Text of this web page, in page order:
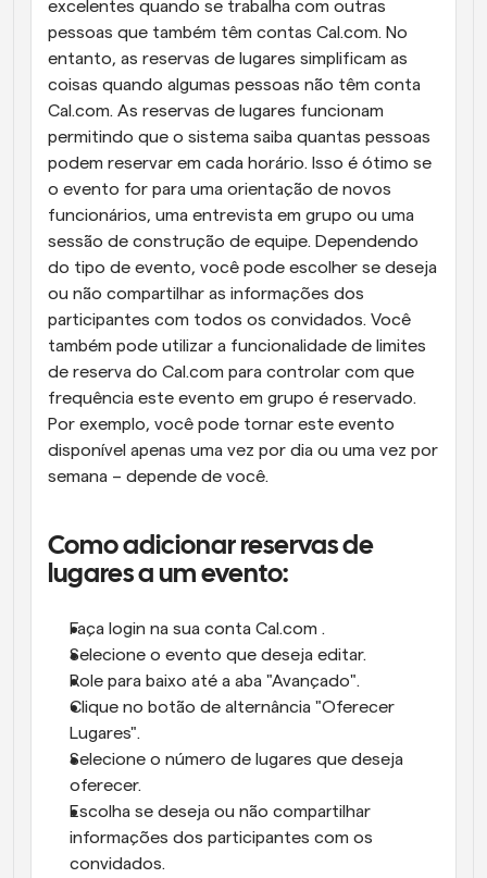
excelentes quando se trabalha com outras
pessoas que também têm contas Cal.com. No
entanto, as reservas de lugares simplificam as
coisas quando algumas pessoas não têm conta
Cal.com. As reservas de lugares funcionam
permitindo que o sistema saiba quantas pessoas
podem reservar em cada horário. Isso é ótimo se
o evento for para uma orientação de novos
funcionários, uma entrevista em grupo ou uma
sessão de construção de equipe. Dependendo
do tipo de evento, você pode escolher se deseja
ou não compartilhar as informações dos
participantes com todos os convidados. Você
também pode utilizar a funcionalidade de limites
de reserva do Cal.com para controlar com que
frequência este evento em grupo é reservado.
Por exemplo, você pode tornar este evento
disponível apenas uma vez por dia ou uma vez por
semana – depende de você.
Como adicionar reservas de
lugares a um evento:
Faça login na sua conta Cal.com .
Selecione o evento que deseja editar.
Role para baixo até a aba "Avançado".
Clique no botão de alternância "Oferecer
Lugares".
Selecione o número de lugares que deseja
oferecer.
Escolha se deseja ou não compartilhar
informações dos participantes com os
convidados.